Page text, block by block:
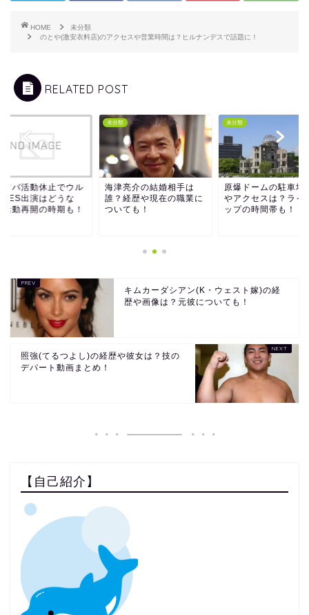
HOME
未分類
のとや(激安衣料店)のアクセスや営業時間は？ヒルナンデスで話題に！
RELATED POST
ツバ活動休止でウル
FES出演はどうな
活動再開の時期も！
未分類
海津亮介の結婚相手は
誰？経歴や現在の職業に
ついても！
未分類
原爆ドームの駐車場
やアクセスは？ライ
ップの時間帯も！
キムカーダシアン(K・ウェスト嫁)の経
歴や画像は？元彼についても！
照強(てるつよし)の経歴や彼女は？技の
デパート動画まとめ！
【自己紹介】